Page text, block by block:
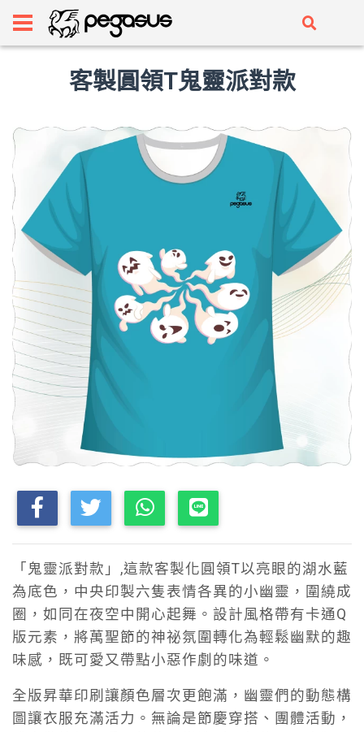
客製圓領T鬼靈派對款
「鬼靈派對款」,這款客製化圓領T以亮眼的湖水藍
為底色，中央印製六隻表情各異的小幽靈，圍繞成
圈，如同在夜空中開心起舞。設計風格帶有卡通Q
版元素，將萬聖節的神祕氛圍轉化為輕鬆幽默的趣
味感，既可愛又帶點小惡作劇的味道。
全版昇華印刷讓顏色層次更飽滿，幽靈們的動態構
圖讓衣服充滿活力。無論是節慶穿搭、團體活動，